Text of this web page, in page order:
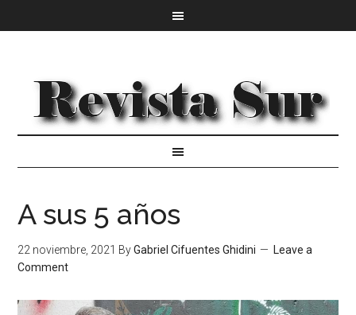
A sus 5 años
22 noviembre, 2021 ByGabriel Cifuentes Ghidini
Leave a
Comment